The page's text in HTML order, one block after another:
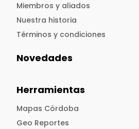
Miembros y aliados
Nuestra historia
Términos y condiciones
Novedades
Herramientas
Mapas Córdoba
Geo Reportes